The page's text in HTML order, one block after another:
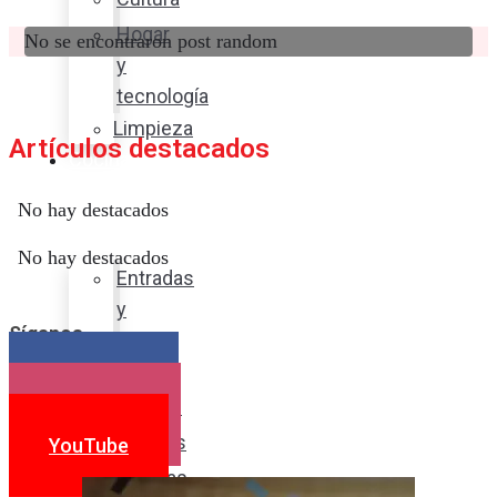
Hogar
y
tecnología
Limpieza
Cocina
sabor
Entradas
y
Postres
Bebidas
No se encontraron post random
Artículos destacados
No hay destacados
No hay destacados
Síganos
YouTube